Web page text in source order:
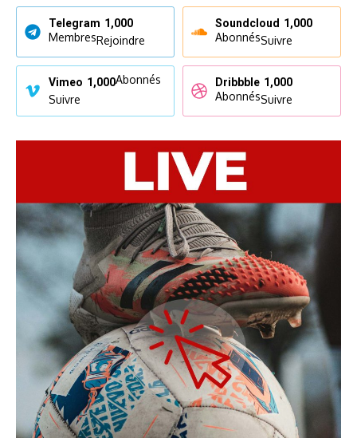
Telegram 1,000
MembresRejoindre
Soundcloud 1,000
AbonnésSuivre
Vimeo 1,000Abonnés
Suivre
Dribbble 1,000
AbonnésSuivre